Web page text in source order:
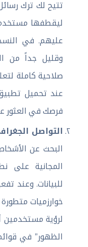
تتيح لك ترك
ليقطفها
عليهم. في
وقليل جداً من
صلاحية كاملة
فرصك في العثور
التواصل
البحث عن
المجانية على
للبيانات. وعند
خوارزميات
لرؤية مستخدمين
الظهور” في